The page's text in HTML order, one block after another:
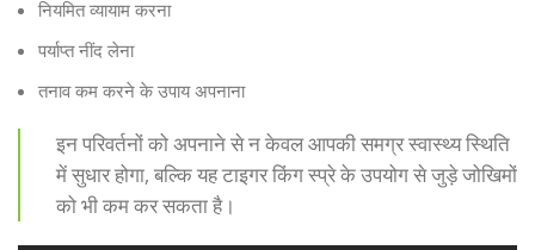
नियमित व्यायाम करना
पर्याप्त नींद लेना
तनाव कम करने के उपाय अपनाना
इन परिवर्तनों को अपनाने से न केवल आपकी समग्र स्वास्थ्य स्थिति
में सुधार होगा, बल्कि यह टाइगर किंग स्प्रे के उपयोग से जुड़े जोखिमों
को भी कम कर सकता है।